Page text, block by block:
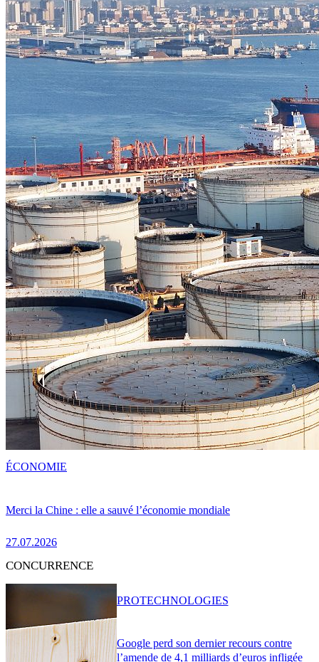
Merci la Chine : elle a sauvé l’économie mondiale
27.07.2026
ÉCONOMIE
CONCURRENCE
Google perd son dernier recours contre
l’amende de 4,1 milliards d’euros infligée
PROTECHNOLOGIES